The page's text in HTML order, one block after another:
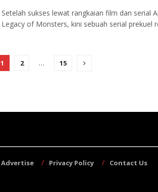
Setelah sukses lewat rangkaian film dan serial
Legacy of Monsters, kini sebuah serial prekuel
1 2 … 15
Advertise Privacy Policy Contact Us